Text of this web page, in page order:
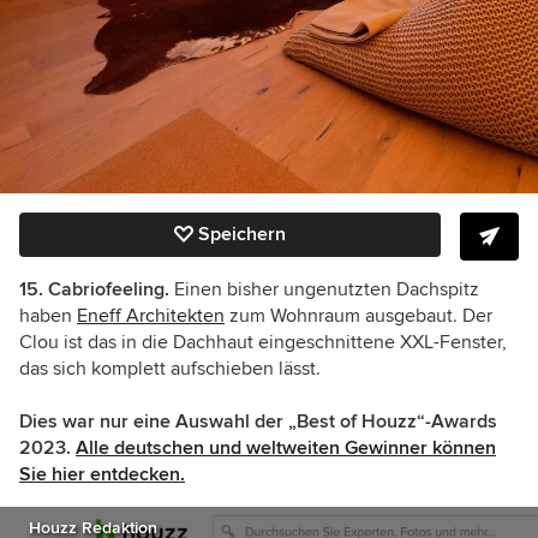
Speichern
15. Cabriofeeling. Einen bisher ungenutzten Dachspitz
haben Eneff Architekten zum Wohnraum ausgebaut. Der
Clou ist das in die Dachhaut eingeschnittene XXL-Fenster,
das sich komplett aufschieben lässt.
Dies war nur eine Auswahl der „Best of Houzz“-Awards
2023. Alle deutschen und weltweiten Gewinner können
Sie hier entdecken.
Houzz Redaktion